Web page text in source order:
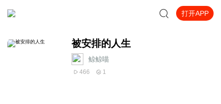
打开APP
被安排的人生
鲸鲸喵
466 1